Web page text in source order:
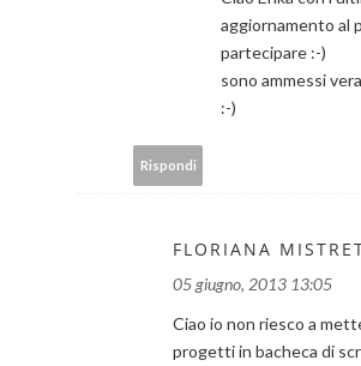
aggiornamento al
partecipare :-)
sono ammessi
:-)
Rispondi
FLORIANA
05 giugno, 2013 13:05
Ciao io non riesco a
progetti in bacheca di